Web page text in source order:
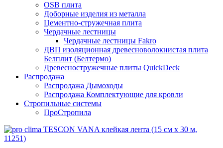
OSB плита
Доборные изделия из металла
Цементно-стружечная плита
Чердачные лестницы
Чердачные лестницы Fakro
ДВП изоляционная древесноволокнистая плита
Белплит (Белтермо)
Древесностружечные плиты QuickDeck
Распродажа
Распродажа Дымоходы
Распродажа Комплектующие для кровли
Стропильные системы
ПроСтропила